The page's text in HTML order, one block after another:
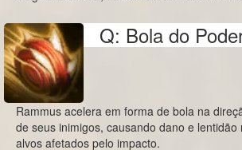
Q: Bola do
Rammus acelera em forma de bola na
de seus inimigos, causando dano e lentidão
alvos afetados pelo impacto.